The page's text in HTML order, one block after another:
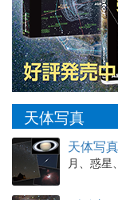
天体写真
天体写
月、惑星